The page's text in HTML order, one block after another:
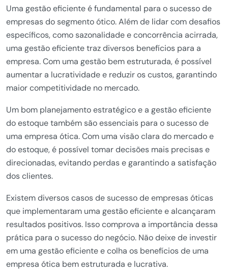
Uma gestão eficiente é fundamental para o sucesso de
empresas do segmento ótico. Além de lidar com desafios
específicos, como sazonalidade e concorrência acirrada,
uma gestão eficiente traz diversos benefícios para a
empresa. Com uma gestão bem estruturada, é possível
aumentar a lucratividade e reduzir os custos, garantindo
maior competitividade no mercado.
Um bom planejamento estratégico e a gestão eficiente
do estoque também são essenciais para o sucesso de
uma empresa ótica. Com uma visão clara do mercado e
do estoque, é possível tomar decisões mais precisas e
direcionadas, evitando perdas e garantindo a satisfação
dos clientes.
Existem diversos casos de sucesso de empresas óticas
que implementaram uma gestão eficiente e alcançaram
resultados positivos. Isso comprova a importância dessa
prática para o sucesso do negócio. Não deixe de investir
em uma gestão eficiente e colha os benefícios de uma
empresa ótica bem estruturada e lucrativa.